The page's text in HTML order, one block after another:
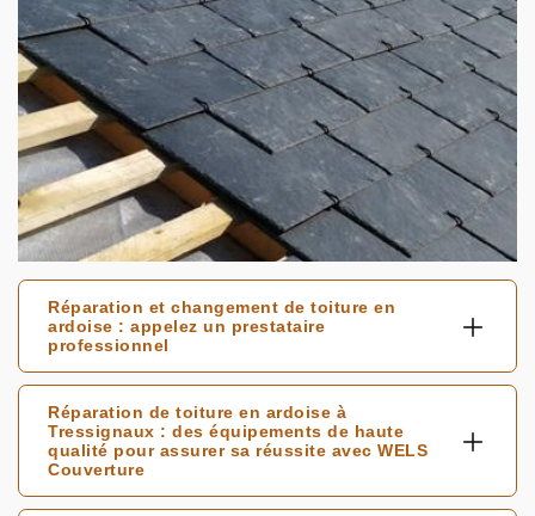
Réparation et changement de toiture en
ardoise : appelez un prestataire
professionnel
Réparation de toiture en ardoise à
Tressignaux : des équipements de haute
qualité pour assurer sa réussite avec WELS
Couverture